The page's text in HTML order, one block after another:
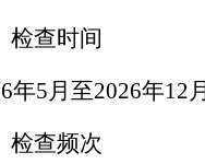
检查时间
年5月至2026年12月
检查频次